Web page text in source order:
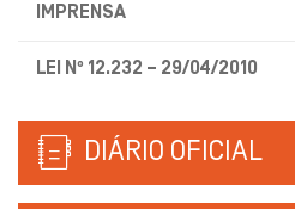
IMPRENSA
LEI Nº 12.232 – 29/04/2010
DIÁRIO OFICIAL